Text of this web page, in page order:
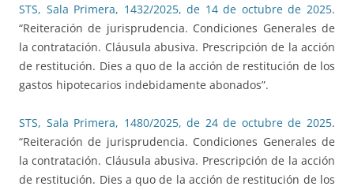
STS, Sala Primera, 1432/2025, de 14 de octubre de 2025.
“Reiteración de jurisprudencia. Condiciones Generales de
la contratación. Cláusula abusiva. Prescripción de la acción
de restitución. Dies a quo de la acción de restitución de los
gastos hipotecarios indebidamente abonados”.
STS, Sala Primera, 1480/2025, de 24 de octubre de 2025.
“Reiteración de jurisprudencia. Condiciones Generales de
la contratación. Cláusula abusiva. Prescripción de la acción
de restitución. Dies a quo de la acción de restitución de los